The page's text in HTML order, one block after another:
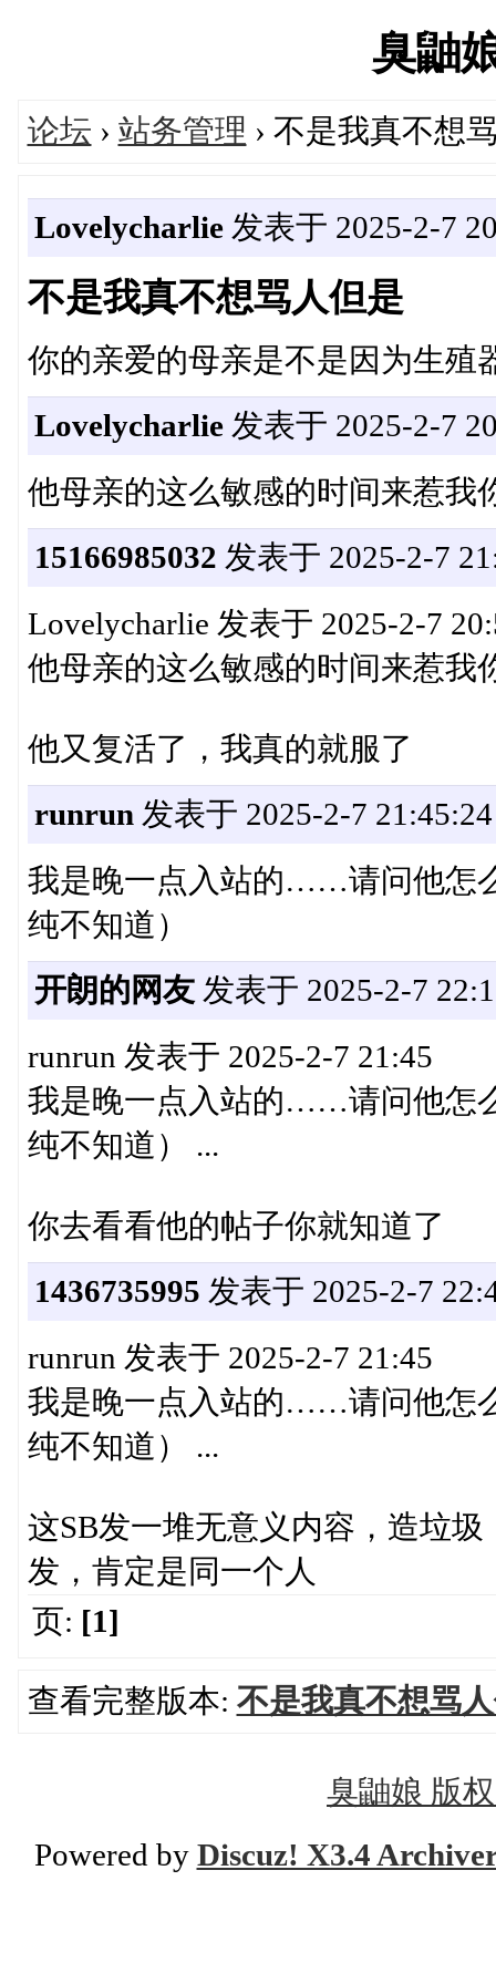
臭鼬
论坛 › 站务管理 › 不是我真不想
Lovelycharlie发表于 2025-2-7
不是我真不想骂人但是
你的亲爱的母亲是不是因为生殖
Lovelycharlie发表于 2025-2-7
他母亲的这么敏感的时间来惹我
15166985032 发表于 2025-2-7
Lovelycharlie 发表于 2025-2-7
他母亲的这么敏感的时间来惹我
他又复活了，我真的就服了
runrun 发表于 2025-2-7 21:45:24
我是晚一点入站的……请问他怎
纯不知道）
开朗的网友发表于 2025-2-7
runrun 发表于 2025-2-7 21:45
我是晚一点入站的……请问他怎
纯不知道） ...
你去看看他的帖子你就知道了
1436735995 发表于 2025-2-7
runrun 发表于 2025-2-7 21:45
我是晚一点入站的……请问他怎
纯不知道） ...
这SB发一堆无意义内容，造垃
发，肯定是同一个人
页: [1]
查看完整版本: 不是我真不想骂
臭鼬娘 版
Powered by Discuz! X3.4